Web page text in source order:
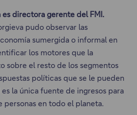
es directora gerente del FMI.
pudo observar las
sumergida o informal en
los motores que la
sobre el resto de los segmentos
políticas que se le pueden
la única fuente de ingresos para
personas en todo el planeta.